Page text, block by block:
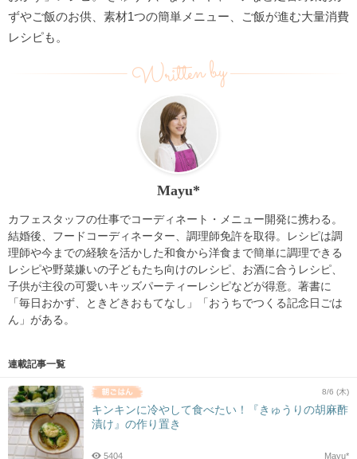
ずやご飯のお供、素材1つの簡単メニュー、ご飯が進む大量消費
レシピも。
Written by
Mayu*
カフェスタッフの仕事でコーディネート・メニュー開発に携わる。
結婚後、フードコーディネーター、調理師免許を取得。レシピは調
理師や今までの経験を活かした和食から洋食まで簡単に調理できる
レシピや野菜嫌いの子どもたち向けのレシピ、お酒に合うレシピ、
子供が主役の可愛いキッズパーティーレシピなどが得意。著書に
「毎日おかず、ときどきおもてなし」「おうちでつくる記念日ごは
ん」がある。
連載記事一覧
8/6 (木)
キンキンに冷やして食べたい！『きゅうりの胡麻酢
漬け』の作り置き
Mayu*
5404